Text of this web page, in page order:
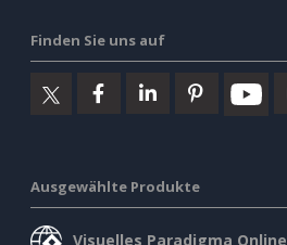
Finden Sie uns auf
Ausgewählte Produkte
Visuelles Paradigma Online